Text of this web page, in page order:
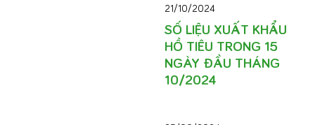
21/10/2024
SỐ LIỆU XUẤT KHẨU
HỒ TIÊU TRONG 15
NGÀY ĐẦU THÁNG
10/2024